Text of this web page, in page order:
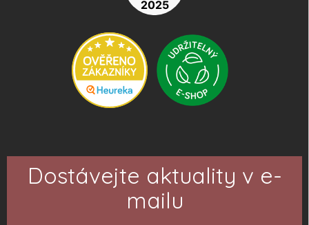
Dostávejte aktuality v e-
mailu